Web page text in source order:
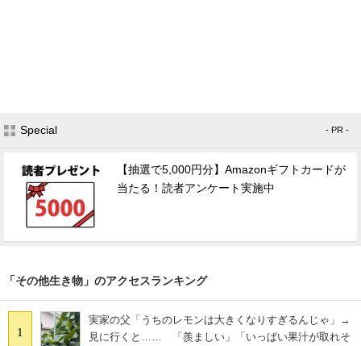
Special - PR -
【抽選で5,000円分】Amazonギフトカードが
当たる！読者アンケート実施中
「その他生き物」のアクセスランキング
1
実家の父「うちのレモンは大きくなりすぎるんじゃ」→
見に行くと…… 「羨ましい」「いっぱい果汁が取れそ